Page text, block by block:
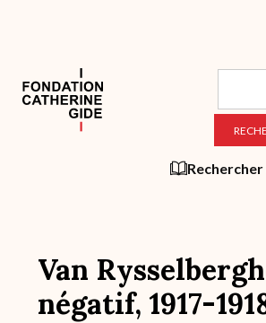
principal
Van
négatif, 1917-